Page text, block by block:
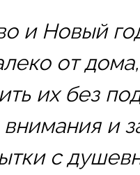
и Новый
от
их без
и
с